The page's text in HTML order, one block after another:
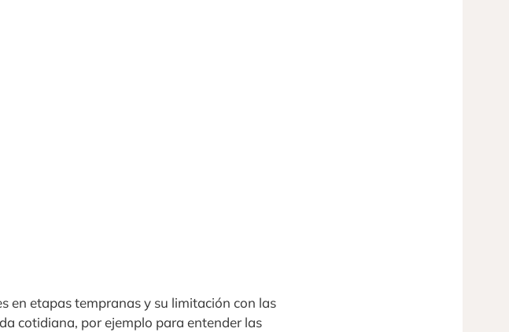
en etapas tempranas y su limitación con las
cotidiana, por ejemplo para entender las